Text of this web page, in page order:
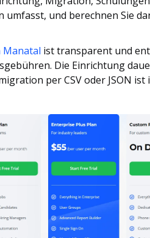
und berechnen Sie
Manatal ist transparent und
Die Einrichtung
per CSV oder JSON ist